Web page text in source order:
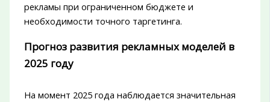
рекламы при ограниченном бюджете и
необходимости точного таргетинга.
Прогноз развития рекламных моделей в
2025 году
На момент 2025 года наблюдается значительная